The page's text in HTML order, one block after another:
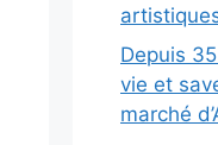
Depuis
vie et
marché